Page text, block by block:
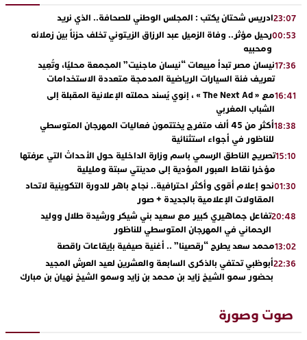
23:07ادريس شحتان يكتب : المجلس الوطني للصحافة.. الذي نريد
00:53رحيل مؤثر.. وفاة الزميل عبد الرزاق الزيتوني تخلف حزناً بين زملائه
ومحبيه
17:36نيسان مصر تبدأ مبيعات “نيسان ماجنيت” المجمعة محليًا، وتُعِيد
تعريف فئة السيارات الرياضية المدمجة متعددة الاستخدامات
16:41
مع « The Next Ad » ، إنوي يُسند حملته الإعلانية المقبلة إلى
الشباب المغربي
18:38
أكثر من 45 ألف متفرج يختتمون فعاليات المهرجان المتوسطي
للناظور في أجواء استثنائية
15:10تصريح الناطق الرسمي باسم وزارة الداخلية حول الأحداث التي عرفتها
مؤخرا نقاط العبور المؤدية إلى مدينتي سبتة ومليلية
01:30نحو إعلام أقوى وأكثر احترافية.. نجاح باهر للدورة التكوينية لاتحاد
المقاولات الإعلامية بالجديدة + صور
20:48تفاعل جماهيري كبير مع سعيد بني شيكر ورشيدة طلال ووليد
الرحماني في المهرجان المتوسطي للناظور
13:02محمد سعد يطرح “رقصينا” .. أغنية صيفية بإيقاعات راقصة
22:36أبوظبي تحتفي بالذكرى السابعة والعشرين لعيد العرش المجيد
بحضور سمو الشيخ زايد بن محمد بن زايد وسمو الشيخ نهيان بن مبارك
“كوفرة فالغيس”
19:11يقظة أمنية تنهي كابوس الفتاة القاصر: كواليس مثيرة لعملية تحرير
صوت وصورة